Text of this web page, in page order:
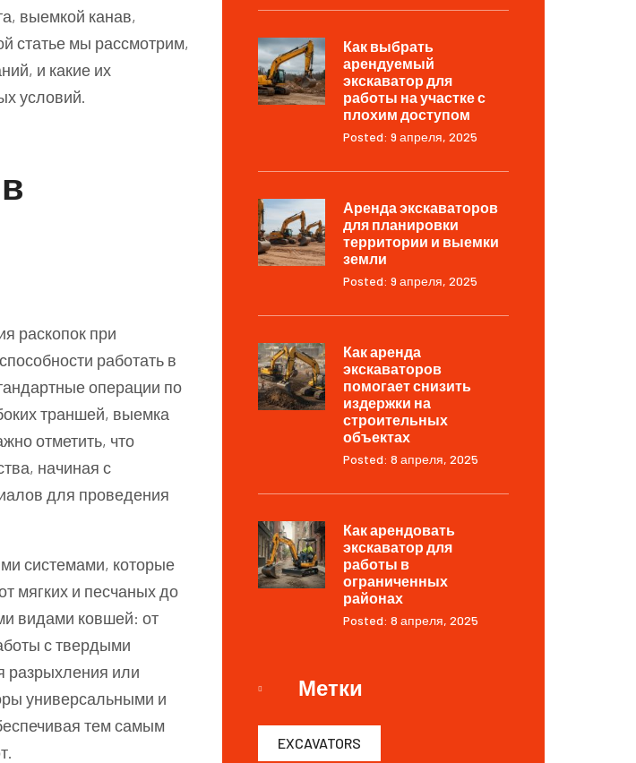
выемкой канав,
статье мы рассмотрим,
и какие их
условий.
раскопок при
работать в
операции по
траншей, выемка
отметить, что
начиная с
для проведения
системами, которые
мягких и песчаных до
видами ковшей: от
с твердыми
разрыхления или
универсальными и
тем самым
Как выбрать
арендуемый
экскаватор для
работы на участке с
плохим доступом
Posted: 9 апреля, 2025
Аренда экскаваторов
для планировки
территории и выемки
земли
Posted: 9 апреля, 2025
Как аренда
экскаваторов
помогает снизить
издержки на
строительных
объектах
Posted: 8 апреля, 2025
Как арендовать
экскаватор для
работы в
ограниченных
районах
Posted: 8 апреля, 2025
Метки
EXCAVATORS